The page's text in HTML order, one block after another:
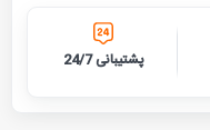
پشتیبانی 24/7